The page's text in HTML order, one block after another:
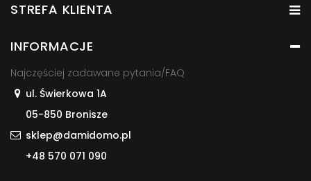
STREFA KLIENTA
INFORMACJE
Najczęściej zadawane pytania/FAQ
ul. Świerkowa 1A
05-850 Bronisze
sklep@damidomo.pl
+48 570 071 090